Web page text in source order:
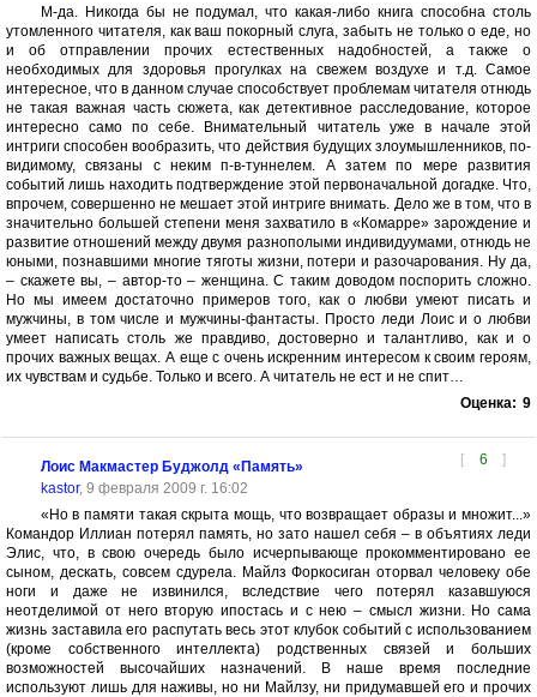
М-да. Никогда бы не подумал, что какая-либо книга способна столь
утомленного читателя, как ваш покорный слуга, забыть не только о еде, но
и об отправлении прочих естественных надобностей, а также о
необходимых для здоровья прогулках на свежем воздухе и т.д. Самое
интересное, что в данном случае способствует проблемам читателя отнюдь
не такая важная часть сюжета, как детективное расследование, которое
интересно само по себе. Внимательный читатель уже в начале этой
интриги способен вообразить, что действия будущих злоумышленников, по-
видимому, связаны с неким п-в-туннелем. А затем по мере развития
событий лишь находить подтверждение этой первоначальной догадке. Что,
впрочем, совершенно не мешает этой интриге внимать. Дело же в том, что в
значительно большей степени меня захватило в «Комарре» зарождение и
развитие отношений между двумя разнополыми индивидуумами, отнюдь не
юными, познавшими многие тяготы жизни, потери и разочарования. Ну да,
– скажете вы, – автор-то – женщина. С таким доводом поспорить сложно.
Но мы имеем достаточно примеров того, как о любви умеют писать и
мужчины, в том числе и мужчины-фантасты. Просто леди Лоис и о любви
умеет написать столь же правдиво, достоверно и талантливо, как и о
прочих важных вещах. А еще с очень искренним интересом к своим героям,
их чувствам и судьбе. Только и всего. А читатель не ест и не спит…
Оценка: 9
[ 6 ]
Лоис Макмастер Буджолд «Память»
kastor, 9 февраля 2009 г. 16:02
«Но в памяти такая скрыта мощь, что возвращает образы и множит...»
Командор Иллиан потерял память, но зато нашел себя – в объятиях леди
Элис, что, в свою очередь было исчерпывающе прокомментировано ее
сыном, дескать, совсем сдурела. Майлз Форкосиган оторвал человеку обе
ноги и даже не извинился, вследствие чего потерял казавшуюся
неотделимой от него вторую ипостась и с нею – смысл жизни. Но сама
жизнь заставила его распутать весь этот клубок событий с использованием
(кроме собственного интеллекта) родственных связей и больших
возможностей высочайших назначений. В наше время последние
используют лишь для наживы, но ни Майлзу, ни придумавшей его и прочих